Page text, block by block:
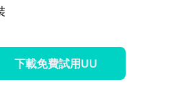
下載免費試用UU